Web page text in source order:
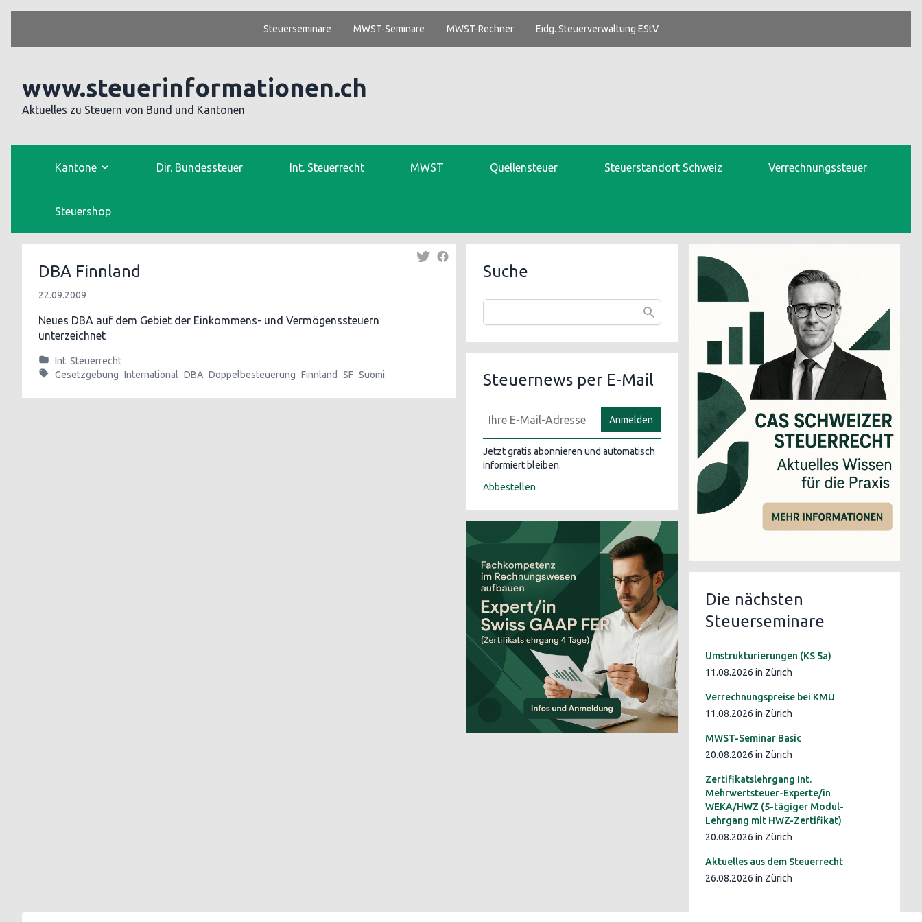
Steuerseminare MWST-Seminare MWST-Rechner Eidg. Steuerverwaltung EStV
www.steuerinformationen.ch
Aktuelles zu Steuern von Bund und Kantonen
Kantone Dir. Bundessteuer Int. Steuerrecht MWST Quellensteuer Steuerstandort Schweiz Verrechnungssteuer
Steuershop
DBA Finnland
22.09.2009
Neues DBA auf dem Gebiet der Einkommens- und Vermögenssteuern
unterzeichnet
Int. Steuerrecht
Gesetzgebung International DBA Doppelbesteuerung Finnland SF Suomi
Suche
Steuernews per E-Mail
Anmelden
Jetzt gratis abonnieren und automatisch
informiert bleiben.
Abbestellen
Die nächsten
Steuerseminare
Umstrukturierungen (KS 5a)
11.08.2026 in Zürich
Verrechnungspreise bei KMU
11.08.2026 in Zürich
MWST-Seminar Basic
20.08.2026 in Zürich
Zertifikatslehrgang Int.
Mehrwertsteuer-Experte/in
WEKA/HWZ (5-tägiger Modul-
Lehrgang mit HWZ-Zertifikat)
20.08.2026 in Zürich
Aktuelles aus dem Steuerrecht
26.08.2026 in Zürich